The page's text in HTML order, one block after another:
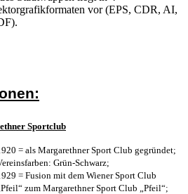
vor (EPS, CDR, AI,
Sportclub
= als Margarethner Sport Club gegründet;
Grün-Schwarz;
= Fusion mit dem Wiener Sport Club
„Pfeil“ zum Margarethner Sport Club „Pfeil“;